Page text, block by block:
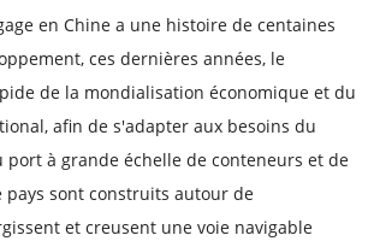
en Chine a une histoire de centaines
ces dernières années, le
de la mondialisation économique et du
afin de s'adapter aux besoins du
port à grande échelle de conteneurs et de
sont construits autour de
et creusent une voie navigable